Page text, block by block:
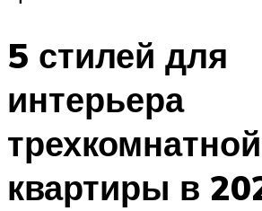
5 стилей для
интерьера
трехкомнатной
квартиры в